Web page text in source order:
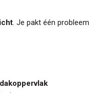
. Je pakt één probleem